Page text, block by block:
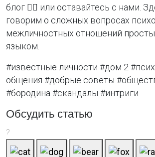
блог 👍🏻 или оставайтесь с нами.
говорим о сложных вопросах
межличностных отношений
языком.
#известные личности #дом 2
общения #добрые советы
#бородина #скандалы #интриги
Обсудить статью
?